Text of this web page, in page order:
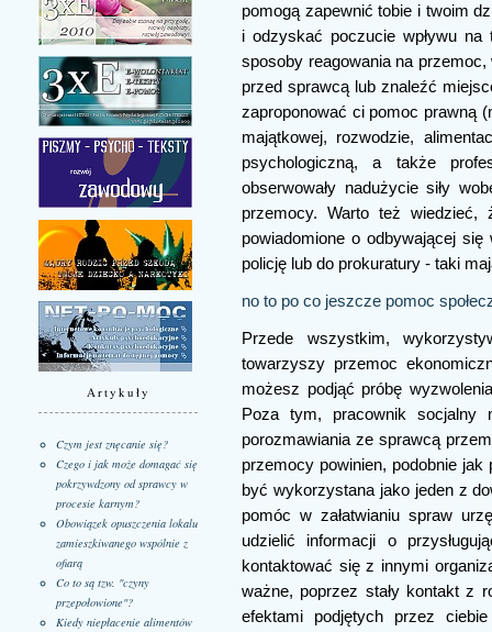
Artykuły
Czym jest znęcanie się?
Czego i jak może domagać się
pokrzywdzony od sprawcy w
procesie karnym?
Obowiązek opuszczenia lokalu
zamieszkiwanego wspólnie z
ofiarą
Co to są tzw. "czyny
przepołowione"?
Kiedy niepłacenie alimentów
pomogą zapewnić tobie i twoim
i odzyskać poczucie wpływu
sposoby reagowania na
przed sprawcą lub znaleźć
zaproponować ci pomoc prawną
majątkowej, rozwodzie,
psychologiczną, a także
obserwowały nadużycie siły
przemocy. Warto też
powiadomione o odbywającej
policję lub do prokuratury - taki
no to po co jeszcze pomoc
Przede wszystkim,
towarzyszy przemoc
możesz podjąć próbę
Poza tym, pracownik socjalny
porozmawiania ze sprawcą
przemocy powinien, podobnie jak
być wykorzystana jako jeden z
pomóc w załatwianiu spraw
udzielić informacji o
kontaktować się z innymi
ważne, poprzez stały kontakt z
efektami podjętych przez